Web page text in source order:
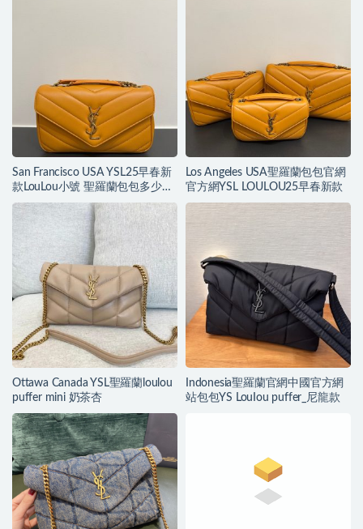
San Francisco USA YSL25早春新
款LouLou小號 聖羅蘭包包多少錢
一個
Los Angeles USA聖羅蘭包包官網
官方網YSL LOULOU25早春新款
Ottawa Canada YSL聖羅蘭loulou
puffer mini 奶茶杏
Indonesia聖羅蘭官網中國官方網
站包包YS LouIou puffer_尼龍款